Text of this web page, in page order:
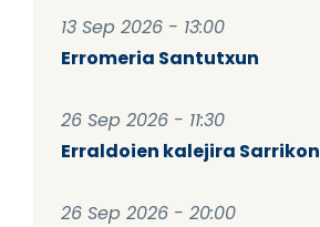
13 Sep 2026 - 13:00
Erromeria Santutxun
26 Sep 2026 - 11:30
Erraldoien kalejira Sarrikon
26 Sep 2026 - 20:00